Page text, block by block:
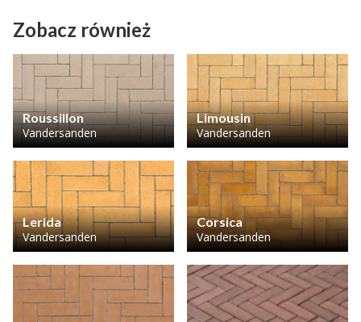
Zobacz również
Roussillon
Vandersanden
Limousin
Vandersanden
Lerida
Vandersanden
Corsica
Vandersanden